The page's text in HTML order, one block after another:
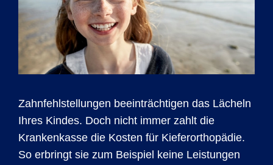
Zahnfehl­stellungen beein­trächtigen das Lächeln
Ihres Kindes. Doch nicht immer zahlt die
Kranken­kasse die Kosten für Kiefer­orthopädie.
So erbringt sie zum Beispiel keine Leis­tungen